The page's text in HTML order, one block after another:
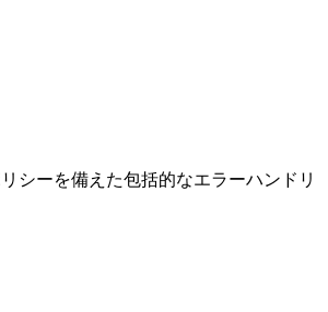
シーを備えた包括的なエラーハンドリ